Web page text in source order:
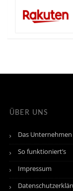
ÜBER UNS
Das Unternehmen
So funktioniert’s
Impressum